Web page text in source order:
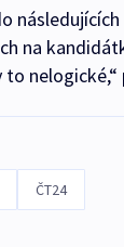
na
to
ČT24